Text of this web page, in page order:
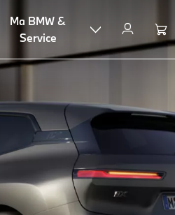
Ma BMW &
Service